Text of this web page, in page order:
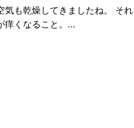
気も乾燥してきましたね。 そ
痒くなること。…